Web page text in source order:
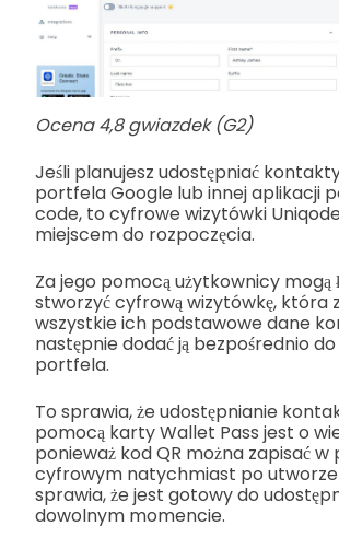
Ocena 4,8 gwiazdek (G2)
Jeśli planujesz udostępniać
portfela Google lub innej aplikacji
code, to cyfrowe wizytówki
miejscem do rozpoczęcia.
Za jego pomocą użytkownicy mogą
stworzyć cyfrową wizytówkę, która
wszystkie ich podstawowe dane
następnie dodać ją bezpośrednio
portfela.
To sprawia, że udostępnianie
pomocą karty Wallet Pass jest o
ponieważ kod QR można zapisać
cyfrowym natychmiast po
sprawia, że jest gotowy do
dowolnym momencie.